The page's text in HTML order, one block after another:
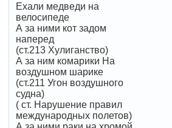
Ехали медведи на
велосипеде
А за ними кот задом
наперед
(ст.213 Хулиганство)
А за ним комарики На
воздушном шарике
(ст.211 Угон воздушного
судна)
( ст. Нарушение правил
международных полетов)